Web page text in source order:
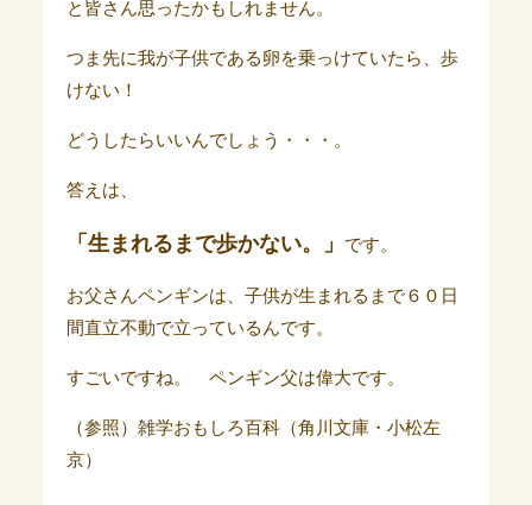
と皆さん思ったかもしれません。
つま先に我が子供である卵を乗っけていたら、歩
けない！
どうしたらいいんでしょう・・・。
答えは、
「生まれるまで歩かない。」 です。
お父さんペンギンは、子供が生まれるまで６０日
間直立不動で立っているんです。
すごいですね。 ペンギン父は偉大です。
（参照）雑学おもしろ百科（角川文庫・小松左
京）